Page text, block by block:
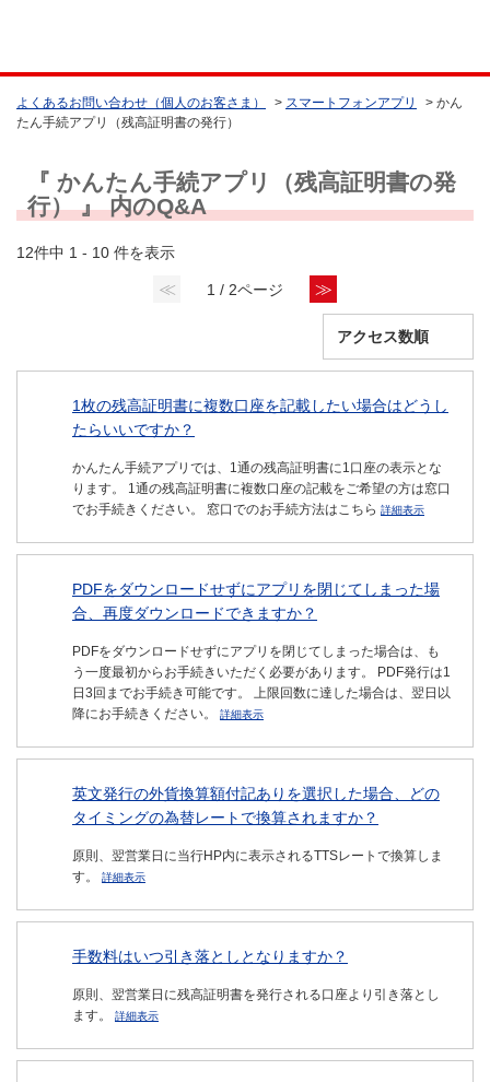
よくあるお問い合わせ（個人のお客さま） > スマートフォンアプリ > かん
たん手続アプリ（残高証明書の発行）
『 かんたん手続アプリ（残高証明書の発
行） 』 内のQ&A
12件中 1 - 10 件を表示
≪ 1 / 2ページ ≫
1枚の残高証明書に複数口座を記載したい場合はどうし
たらいいですか？
かんたん手続アプリでは、1通の残高証明書に1口座の表示とな
ります。 1通の残高証明書に複数口座の記載をご希望の方は窓口
でお手続きください。 窓口でのお手続方法はこちら 詳細表示
PDFをダウンロードせずにアプリを閉じてしまった場
合、再度ダウンロードできますか？
PDFをダウンロードせずにアプリを閉じてしまった場合は、も
う一度最初からお手続きいただく必要があります。 PDF発行は1
日3回までお手続き可能です。 上限回数に達した場合は、翌日以
降にお手続きください。
詳細表示
英文発行の外貨換算額付記ありを選択した場合、どの
タイミングの為替レートで換算されますか？
原則、翌営業日に当行HP内に表示されるTTSレートで換算しま
す。
詳細表示
手数料はいつ引き落としとなりますか？
原則、翌営業日に残高証明書を発行される口座より引き落とし
ます。
詳細表示